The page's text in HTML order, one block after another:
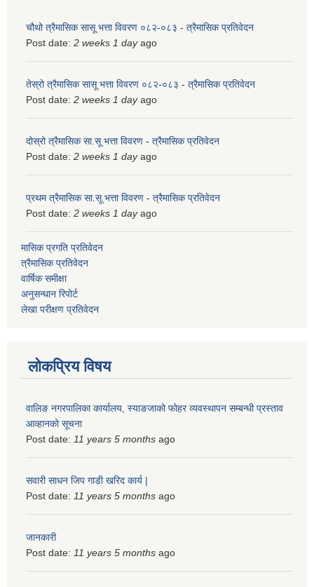
चौथो त्रैमासिक सासू भत्ता विवरण ०८२-०८३ - त्रैमासिक प्रतिवेदन
Post date: 2 weeks 1 dayago
तेस्रो त्रैमासिक सासू भत्ता विवरण ०८२-०८३ - त्रैमासिक प्रतिवेदन
Post date: 2 weeks 1 dayago
दोस्रो त्रैमासिक सा.सू भत्ता विवरण - त्रैमासिक प्रतिवेदन
Post date: 2 weeks 1 dayago
प्रथम त्रैमासिक सा.सू भत्ता विवरण - त्रैमासिक प्रतिवेदन
Post date: 2 weeks 1 dayago
मासिक प्रगति प्रतिवेदन
त्रैमासिक प्रतिवेदन
वार्षिक समीक्षा
अनुसन्धान रिपोर्ट
लेखा परीक्षण प्रतिवेदन
लोकप्रिय विषय
वालिङ नगरपालिका कार्यालय, स्याङजाको फोहर व्यवस्थापन सम्बन्धी प्रस्ताव
आव्हानको सूचना
Post date: 11 years 5 months ago
सवारी साधन जिप गाडी खरिद कार्य |
Post date: 11 years 5 months ago
जानकारी
Post date: 11 years 5 months ago